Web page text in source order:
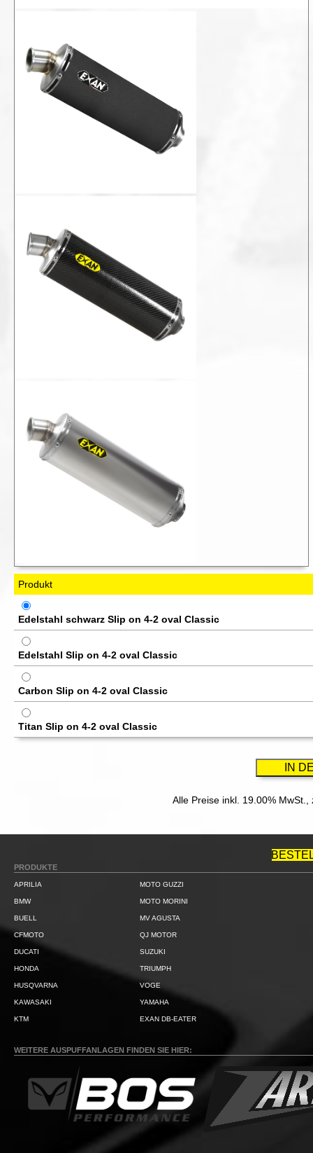
Produkt
Edelstahl schwarz Slip on 4-2 oval Classic
Edelstahl Slip on 4-2 oval Classic
Carbon Slip on 4-2 oval Classic
Titan Slip on 4-2 oval Classic
Alle Preise inkl. 19.00% MwSt.,
PRODUKTE
APRILIA
BMW
BUELL
CFMOTO
DUCATI
HONDA
HUSQVARNA
KAWASAKI
KTM
MOTO GUZZI
MOTO MORINI
MV AGUSTA
QJ MOTOR
SUZUKI
TRIUMPH
VOGE
YAMAHA
EXAN DB-EATER
WEITERE AUSPUFFANLAGEN FINDEN SIE HIER: